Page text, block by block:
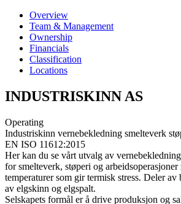
Overview
Team & Management
Ownership
Financials
Classification
Locations
INDUSTRISKINN AS
Operating
Industriskinn vernebekledning smelteverk
EN ISO 11612:2015
Her kan du se vårt utvalg av
for smelteverk, støperi og
temperaturer som gir termisk stress. Deler av
av elgskinn og elgspalt.
Selskapets formål er å drive produksjon og